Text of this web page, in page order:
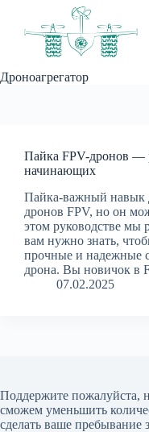
Дроноагрегатор
Пайка FPV-дронов —
начинающих
Пайка-важный навык
дронов FPV, но он
этом руководстве мы
вам нужно знать,
прочные и надежные
дрона. Вы новичок в
07.02.2025
Поддержите пожалуйста,
сможем уменьшить
сделать ваше пребывание